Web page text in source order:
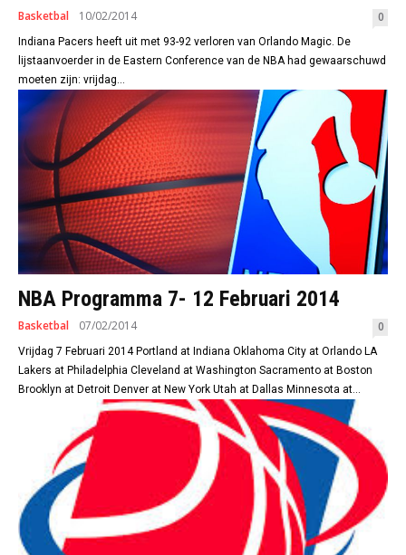
Basketbal 10/02/2014 0
Indiana Pacers heeft uit met 93-92 verloren van Orlando Magic. De
lijstaanvoerder in de Eastern Conference van de NBA had gewaarschuwd
moeten zijn: vrijdag...
NBA Programma 7- 12 Februari 2014
Basketbal 07/02/2014 0
Vrijdag 7 Februari 2014 Portland at Indiana Oklahoma City at Orlando LA
Lakers at Philadelphia Cleveland at Washington Sacramento at Boston
Brooklyn at Detroit Denver at New York Utah at Dallas Minnesota at...